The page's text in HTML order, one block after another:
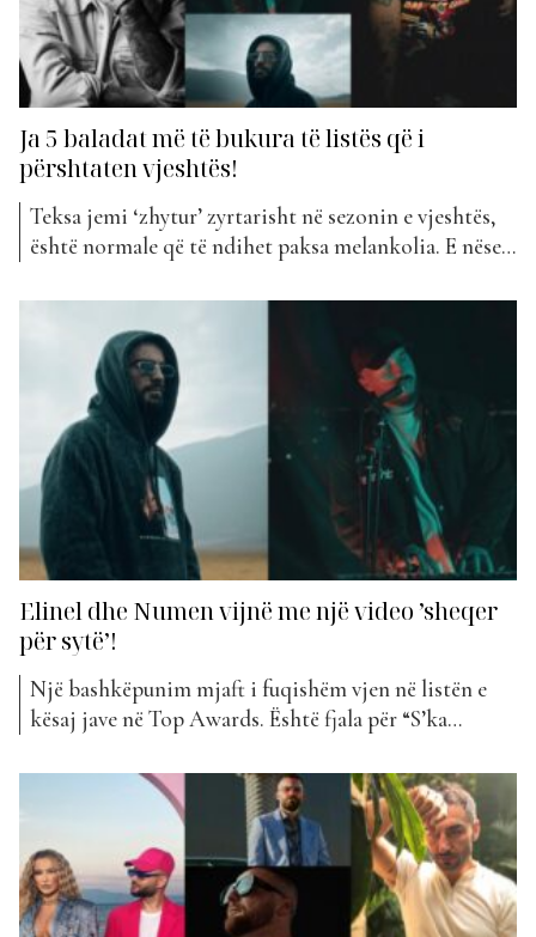
Ja 5 baladat më të bukura të listës që i
përshtaten vjeshtës!
Teksa jemi ‘zhytur’ zyrtarisht në sezonin e vjeshtës,
është normale që të ndihet paksa melankolia. E nëse
duhur për ju. Nëse në verë jemi të destinuar të
dëgjojmë më shumë këngë ritmike, vjeshta i
dedikohet tërësisht baladave. Dhe ne po...
Elinel dhe Numen vijnë me një video ’sheqer
për sytë’!
Një bashkëpunim mjaft i fuqishëm vjen në listën e
kësaj jave në Top Awards. Është fjala për “S’ka
artistë që vlen të thuhet se kanë bërë gjithmonë
diferencën në tregun muzikor shqiptar. Elinel është
një nga artistët më të talentuar të “Top...